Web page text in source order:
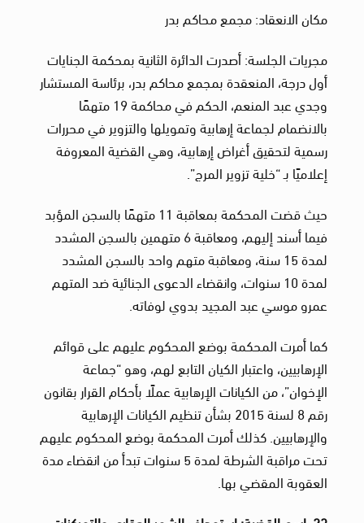
مكان الانعقاد: مجمع محاكم بدر
مجريات الجلسة: أصدرت الدائرة الثانية بمحكمة الجنايات
أول درجة، المنعقدة بمجمع محاكم بدر، برئاسة المستشار
وجدي عبد المنعم، الحكم في محاكمة 19 متهمًا
بالانضمام لجماعة إرهابية وتمويلها والتزوير في محررات
رسمية لتحقيق أغراض إرهابية، وهي القضية المعروفة
إعلاميًا بـ “خلية تزوير المرج”.
حيث قضت المحكمة بمعاقبة 11 متهمًا بالسجن المؤبد
فيما أسند إليهم، ومعاقبة 6 متهمين بالسجن المشدد
لمدة 15 سنة، ومعاقبة متهم واحد بالسجن المشدد
لمدة 10 سنوات، وانقضاء الدعوى الجنائية ضد المتهم
عمرو موسي عبد المجيد بدوي لوفاته.
كما أمرت المحكمة بوضع المحكوم عليهم على قوائم
الإرهابيين، واعتبار الكيان التابع لهم، وهو “جماعة
الإخوان”، من الكيانات الإرهابية عملًا بأحكام القرار بقانون
رقم 8 لسنة 2015 بشأن تنظيم الكيانات الإرهابية
والإرهابيين. كذلك أمرت المحكمة بوضع المحكوم عليهم
تحت مراقبة الشرطة لمدة 5 سنوات تبدأ من انقضاء مدة
العقوبة المقضي بها.